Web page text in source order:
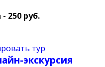
- 250 руб.
экскурсия